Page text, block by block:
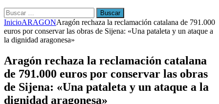
Buscar:
InicioARAGONAragón rechaza la reclamación catalana de 791.000
euros por conservar las obras de Sijena: «Una pataleta y un ataque a
la dignidad aragonesa»
Aragón rechaza la reclamación catalana
de 791.000 euros por conservar las obras
de Sijena: «Una pataleta y un ataque a la
dignidad aragonesa»